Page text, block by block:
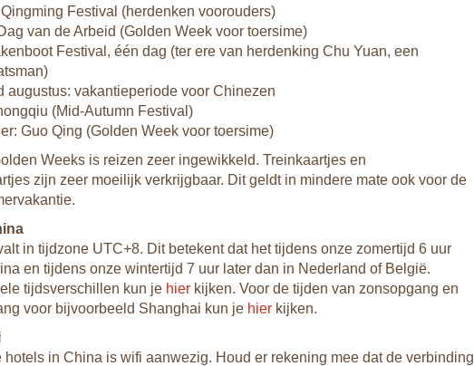
Festival (herdenken voorouders)
van de Arbeid (Golden Week voor toersime)
Festival, één dag (ter ere van herdenking Chu Yuan, een
augustus: vakantieperiode voor Chinezen
(Mid-Autumn Festival)
Guo Qing (Golden Week voor toersime)
Weeks is reizen zeer ingewikkeld. Treinkaartjes en
zijn zeer moeilijk verkrijgbaar. Dit geldt in mindere mate ook voor de
in tijdzone UTC+8. Dit betekent dat het tijdens onze zomertijd 6 uur
en tijdens onze wintertijd 7 uur later dan in Nederland of België.
tijdsverschillen kun je hier kijken. Voor de tijden van zonsopgang en
voor bijvoorbeeld Shanghai kun je hier kijken.
hotels in China is wifi aanwezig. Houd er rekening mee dat de verbinding